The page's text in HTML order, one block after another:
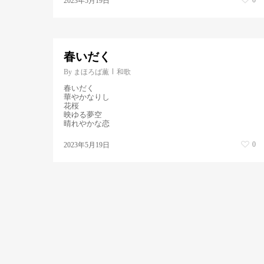
春いだく
By まほろば薫 和歌
春いだく
華やかなりし
花桜
映ゆる夢空
晴れやかな恋
2023年5月19日 0